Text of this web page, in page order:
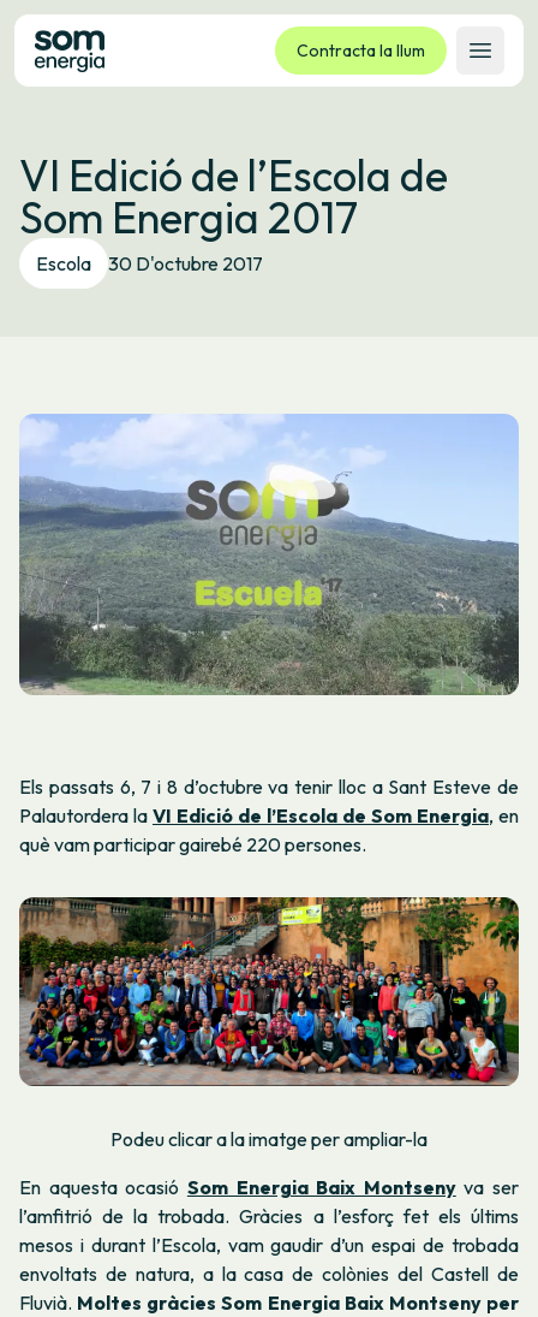
Contracta la llum
Obrir
Tarifes
Serveis
Empreses
La cooperativa
ES
VI Edició de l’Escola de
Som Energia 2017
Escola 30 D'octubre 2017
Els passats 6, 7 i 8 d’octubre va tenir lloc a Sant Esteve de
Palautordera la VI Edició de l’Escola de Som Energia, en
què vam participar gairebé 220 persones.
Podeu clicar a la imatge per ampliar-la
En aquesta ocasió Som Energia Baix Montsenyva ser
l’amfitrió de la trobada. Gràcies a l’esforç fet els últims
mesos i durant l’Escola, vam gaudir d’un espai de trobada
envoltats de natura, a la casa de colònies del Castell de
Fluvià. Moltes gràcies Som Energia Baix Montseny per